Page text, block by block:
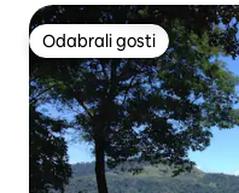
Odabrali gosti
Odabrali gosti